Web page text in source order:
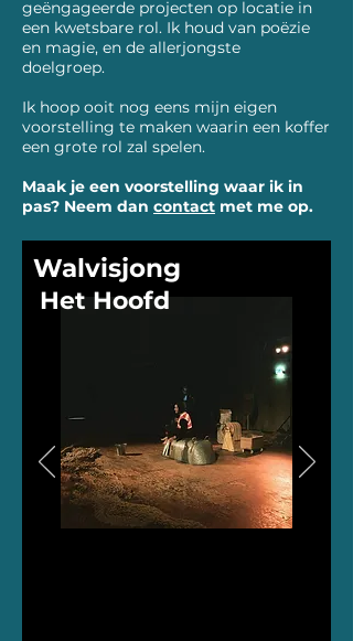
geëngageerde projecten op locatie in
een kwetsbare rol. Ik houd van poëzie
en magie, en de allerjongste
doelgroep.
Ik hoop ooit nog eens mijn eigen
voorstelling te maken waarin een koffer
een grote rol zal spelen.
Maak je een voorstelling waar ik in
pas? Neem dan contact met me op.
Walvisjong
Het Hoofd